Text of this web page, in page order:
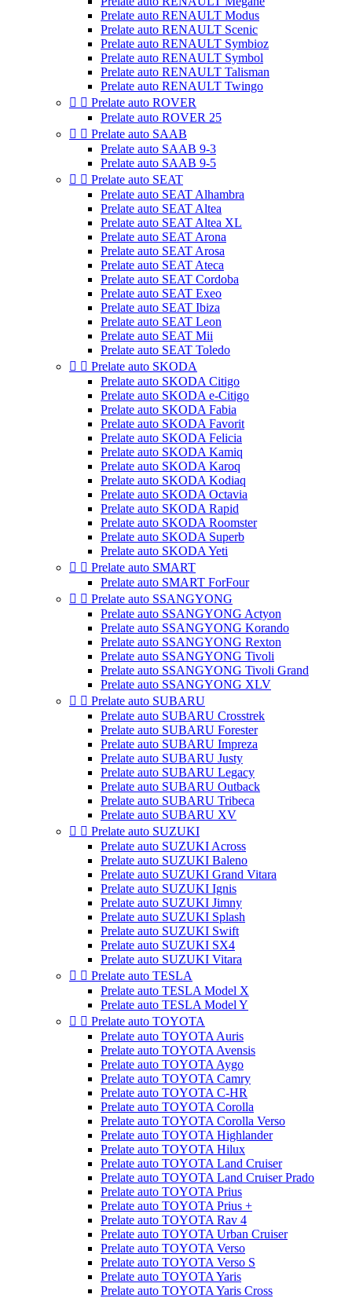
Prelate auto RENAULT Modus
Prelate auto RENAULT Scenic
Prelate auto RENAULT Symbioz
Prelate auto RENAULT Symbol
Prelate auto RENAULT Talisman
Prelate auto RENAULT Twingo
  Prelate auto ROVER
Prelate auto ROVER 25
  Prelate auto SAAB
Prelate auto SAAB 9-3
Prelate auto SAAB 9-5
  Prelate auto SEAT
Prelate auto SEAT Alhambra
Prelate auto SEAT Altea
Prelate auto SEAT Altea XL
Prelate auto SEAT Arona
Prelate auto SEAT Arosa
Prelate auto SEAT Ateca
Prelate auto SEAT Cordoba
Prelate auto SEAT Exeo
Prelate auto SEAT Ibiza
Prelate auto SEAT Leon
Prelate auto SEAT Mii
Prelate auto SEAT Toledo
  Prelate auto SKODA
Prelate auto SKODA Citigo
Prelate auto SKODA e-Citigo
Prelate auto SKODA Fabia
Prelate auto SKODA Favorit
Prelate auto SKODA Felicia
Prelate auto SKODA Kamiq
Prelate auto SKODA Karoq
Prelate auto SKODA Kodiaq
Prelate auto SKODA Octavia
Prelate auto SKODA Rapid
Prelate auto SKODA Roomster
Prelate auto SKODA Superb
Prelate auto SKODA Yeti
  Prelate auto SMART
Prelate auto SMART ForFour
  Prelate auto SSANGYONG
Prelate auto SSANGYONG Actyon
Prelate auto SSANGYONG Korando
Prelate auto SSANGYONG Rexton
Prelate auto SSANGYONG Tivoli
Prelate auto SSANGYONG Tivoli Grand
Prelate auto SSANGYONG XLV
  Prelate auto SUBARU
Prelate auto SUBARU Crosstrek
Prelate auto SUBARU Forester
Prelate auto SUBARU Impreza
Prelate auto SUBARU Justy
Prelate auto SUBARU Legacy
Prelate auto SUBARU Outback
Prelate auto SUBARU Tribeca
Prelate auto SUBARU XV
  Prelate auto SUZUKI
Prelate auto SUZUKI Across
Prelate auto SUZUKI Baleno
Prelate auto SUZUKI Grand Vitara
Prelate auto SUZUKI Ignis
Prelate auto SUZUKI Jimny
Prelate auto SUZUKI Splash
Prelate auto SUZUKI Swift
Prelate auto SUZUKI SX4
Prelate auto SUZUKI Vitara
  Prelate auto TESLA
Prelate auto TESLA Model X
Prelate auto TESLA Model Y
  Prelate auto TOYOTA
Prelate auto TOYOTA Auris
Prelate auto TOYOTA Avensis
Prelate auto TOYOTA Aygo
Prelate auto TOYOTA Camry
Prelate auto TOYOTA C-HR
Prelate auto TOYOTA Corolla
Prelate auto TOYOTA Corolla Verso
Prelate auto TOYOTA Highlander
Prelate auto TOYOTA Hilux
Prelate auto TOYOTA Land Cruiser
Prelate auto TOYOTA Land Cruiser Prado
Prelate auto TOYOTA Prius
Prelate auto TOYOTA Prius +
Prelate auto TOYOTA Rav 4
Prelate auto TOYOTA Urban Cruiser
Prelate auto TOYOTA Verso
Prelate auto TOYOTA Verso S
Prelate auto TOYOTA Yaris
Prelate auto TOYOTA Yaris Cross